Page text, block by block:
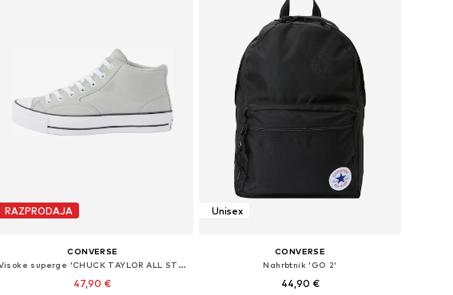
RAZPRODAJA
CONVERSE
Visoke superge 'CHUCK TAYLOR ALL STAR MALDEN STREET'
47,90 €
Unisex
CONVERSE
Nahrbtnik 'GO 2'
44,90 €